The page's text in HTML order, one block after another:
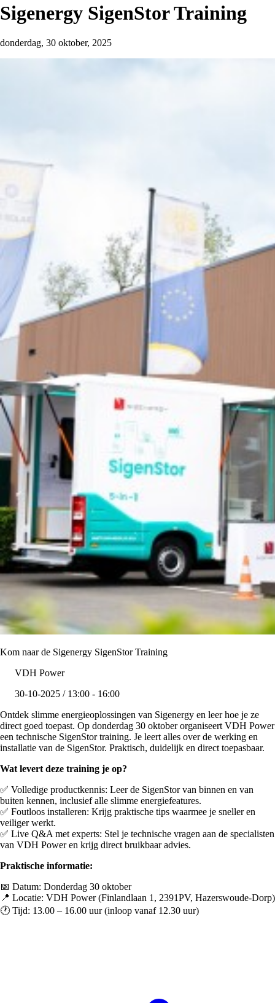
Sigenergy SigenStor Training
donderdag, 30 oktober, 2025
Kom naar de Sigenergy SigenStor Training
VDH Power
30-10-2025 / 13:00 - 16:00
Ontdek slimme energieoplossingen van Sigenergy en leer hoe je ze
direct goed toepast. Op donderdag 30 oktober organiseert VDH Power
een technische SigenStor training. Je leert alles over de werking en
installatie van de SigenStor. Praktisch, duidelijk en direct toepasbaar.
Wat levert deze training je op?
✅ Volledige productkennis: Leer de SigenStor van binnen en van
buiten kennen, inclusief alle slimme energiefeatures.
✅ Foutloos installeren: Krijg praktische tips waarmee je sneller en
veiliger werkt.
✅ Live Q&A met experts: Stel je technische vragen aan de specialisten
van VDH Power en krijg direct bruikbaar advies.
Praktische informatie:
📅 Datum: Donderdag 30 oktober
📍 Locatie: VDH Power (Finlandlaan 1, 2391PV, Hazerswoude-Dorp)
🕐 Tijd: 13.00 – 16.00 uur (inloop vanaf 12.30 uur)